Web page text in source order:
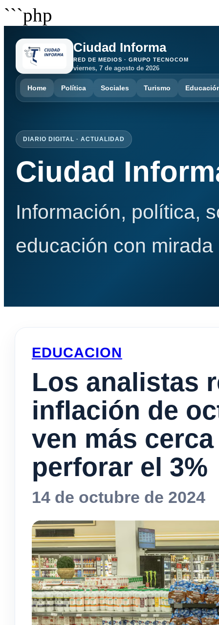
```php
Ciudad Informa
RED DE MEDIOS · GRUPO TECNOCOM
viernes, 7 de agosto de 2026
Home Política Sociales Turismo
DIARIO DIGITAL · ACTUALIDAD
Ciudad
Información, política,
educación con
EDUCACION
Los analistas
inflación de
ven más
perforar el 3%
14 de octubre de 2024